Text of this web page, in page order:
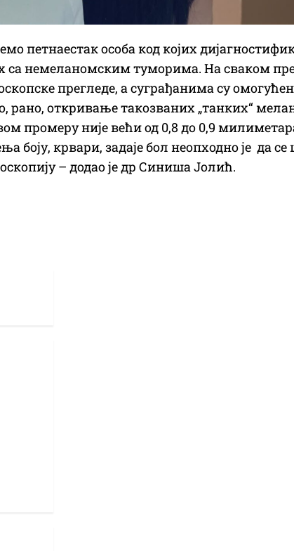
петнаестак особа код којих
са немеланомским туморима. На сваком
прегледе, а суграђанима су
откривање такозваних „танких“
промеру није већи од 0,8 до 0,9
боју, крвари, задаје бол неопходно је да се
– додао је др Синиша Јолић.